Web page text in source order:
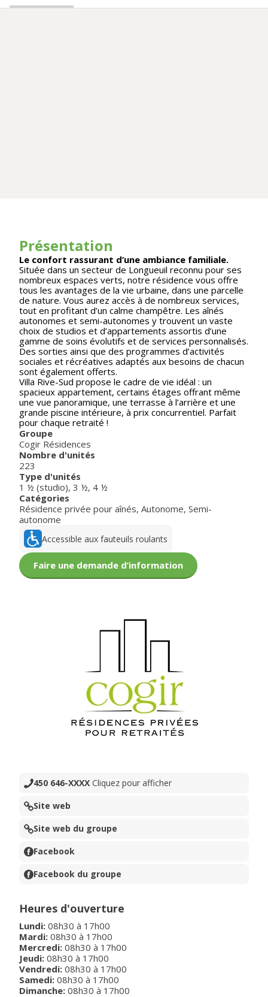
Présentation
Le confort rassurant d’une ambiance familiale.
Située dans un secteur de Longueuil reconnu pour ses
nombreux espaces verts, notre résidence vous offre
tous les avantages de la vie urbaine, dans une parcelle
de nature. Vous aurez accès à de nombreux services,
tout en profitant d’un calme champêtre. Les aînés
autonomes et semi-autonomes y trouvent un vaste
choix de studios et d’appartements assortis d’une
gamme de soins évolutifs et de services personnalisés.
Des sorties ainsi que des programmes d’activités
sociales et récréatives adaptés aux besoins de chacun
sont également offerts.
Villa Rive-Sud propose le cadre de vie idéal : un
spacieux appartement, certains étages offrant même
une vue panoramique, une terrasse à l’arrière et une
grande piscine intérieure, à prix concurrentiel. Parfait
pour chaque retraité !
Groupe
Cogir Résidences
Nombre d'unités
223
Type d'unités
1 ½ (studio), 3 ½, 4 ½
Catégories
Résidence privée pour aînés, Autonome, Semi-
autonome
Accessible aux fauteuils roulants
Faire une demande d’information
450 646-XXXX Cliquez pour afficher
Site web
Site web du groupe
Facebook
Facebook du groupe
Heures d'ouverture
Lundi: 08h30 à 17h00
Mardi: 08h30 à 17h00
Mercredi: 08h30 à 17h00
Jeudi: 08h30 à 17h00
Vendredi: 08h30 à 17h00
Samedi: 08h30 à 17h00
Dimanche: 08h30 à 17h00